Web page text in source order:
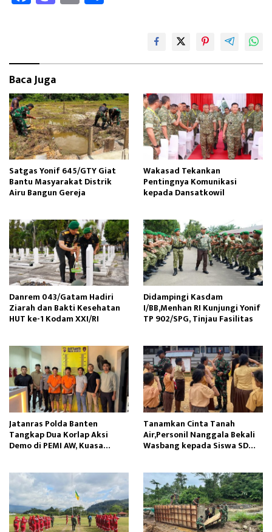
ce
k
as
o
n
m
Baca Juga
Satgas Yonif 645/GTY Giat
Bantu Masyarakat Distrik
Airu Bangun Gereja ‎
Wakasad Tekankan
Pentingnya Komunikasi
kepada Dansatkowil
Danrem 043/Gatam Hadiri
Ziarah dan Bakti Kesehatan
HUT ke-1 Kodam XXI/RI
Didampingi Kasdam
I/BB,Menhan RI Kunjungi Yonif
TP 902/SPG, Tinjau Fasilitas
Jatanras Polda Banten
Tangkap Dua Korlap Aksi
Demo di PEMI AW, Kuasa
Tanamkan Cinta Tanah
Air,Personil Nanggala Bekali
Wasbang kepada Siswa SD